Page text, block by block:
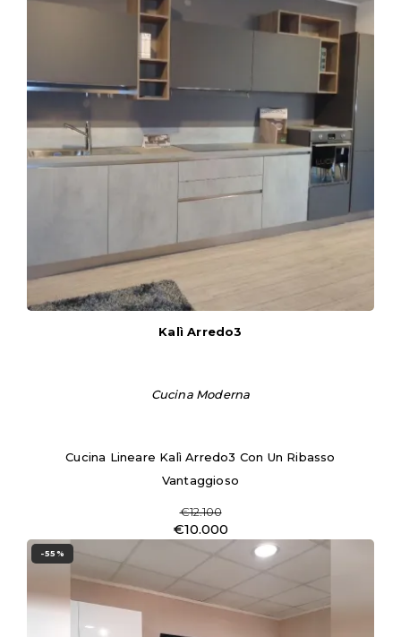
Kalì Arredo3
Cucina Moderna
Cucina Lineare Kalì Arredo3 Con Un Ribasso
Vantaggioso
€12.100
€10.000
-55%